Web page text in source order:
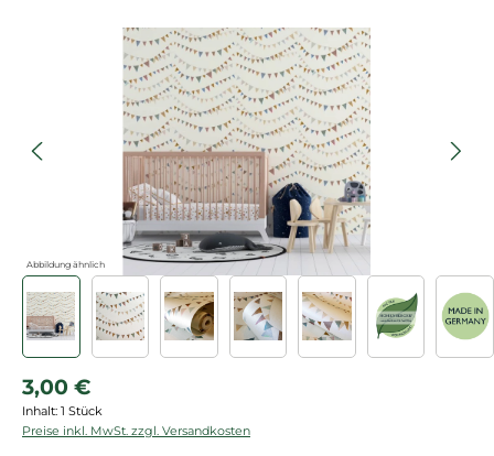
Bildergalerie überspringen
Abbildung ähnlich
Regulärer Preis:
3,00 €
Inhalt: 1 Stück
Preise inkl. MwSt. zzgl. Versandkosten